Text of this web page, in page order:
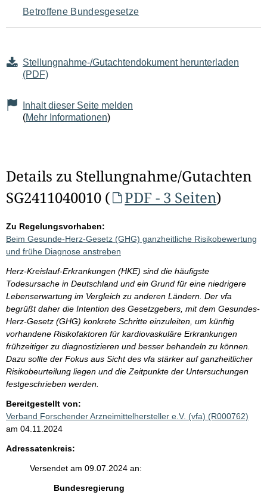
Betroffene Bundesgesetze
Stellungnahme-/Gutachtendokument herunterladen
(PDF)
Inhalt dieser Seite melden
(Mehr Informationen)
Details zu Stellungnahme/Gutachten
SG2411040010 (
PDF - 3 Seiten)
Zu Regelungsvorhaben:
Beim Gesunde-Herz-Gesetz (GHG) ganzheitliche Risikobewertung
und frühe Diagnose anstreben
Herz-Kreislauf-Erkrankungen (HKE) sind die häufigste
Todesursache in Deutschland und ein Grund für eine niedrigere
Lebenserwartung im Vergleich zu anderen Ländern. Der vfa
begrüßt daher die Intention des Gesetzgebers, mit dem Gesundes-
Herz-Gesetz (GHG) konkrete Schritte einzuleiten, um künftig
vorhandene Risikofaktoren für kardiovaskuläre Erkrankungen
frühzeitiger zu diagnostizieren und besser behandeln zu können.
Dazu sollte der Fokus aus Sicht des vfa stärker auf ganzheitlicher
Risikobeurteilung liegen und die Zeitpunkte der Untersuchungen
festgeschrieben werden.
Bereitgestellt von:
Verband Forschender Arzneimittelhersteller e.V. (vfa) (R000762)
am 04.11.2024
Adressatenkreis:
Versendet am 09.07.2024 an:
Bundesregierung